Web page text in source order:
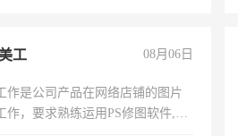
工 08月06日
作是公司产品在网络店铺的图片
作，要求熟练运用PS修图软件,工